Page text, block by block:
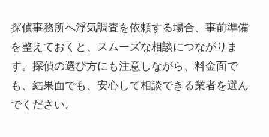
探偵事務所へ浮気調査を依頼する場合、事前準備
を整えておくと、スムーズな相談につながりま
す。探偵の選び方にも注意しながら、料金面で
も、結果面でも、安心して相談できる業者を選ん
でください。